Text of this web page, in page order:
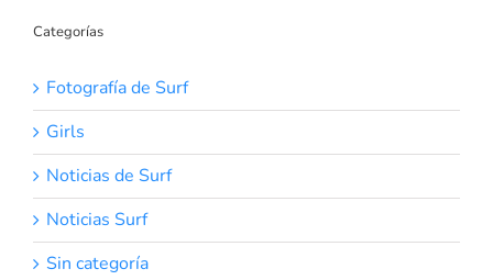
Categorías
Fotografía de Surf
Girls
Noticias de Surf
Noticias Surf
Sin categoría